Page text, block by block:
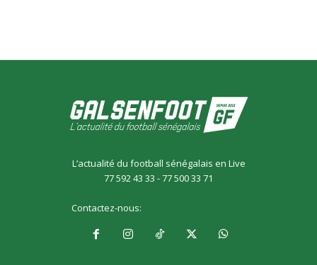
L’actualité du football sénégalais en Live
77 592 43 33 - 77 500 33 71
Contactez-nous: